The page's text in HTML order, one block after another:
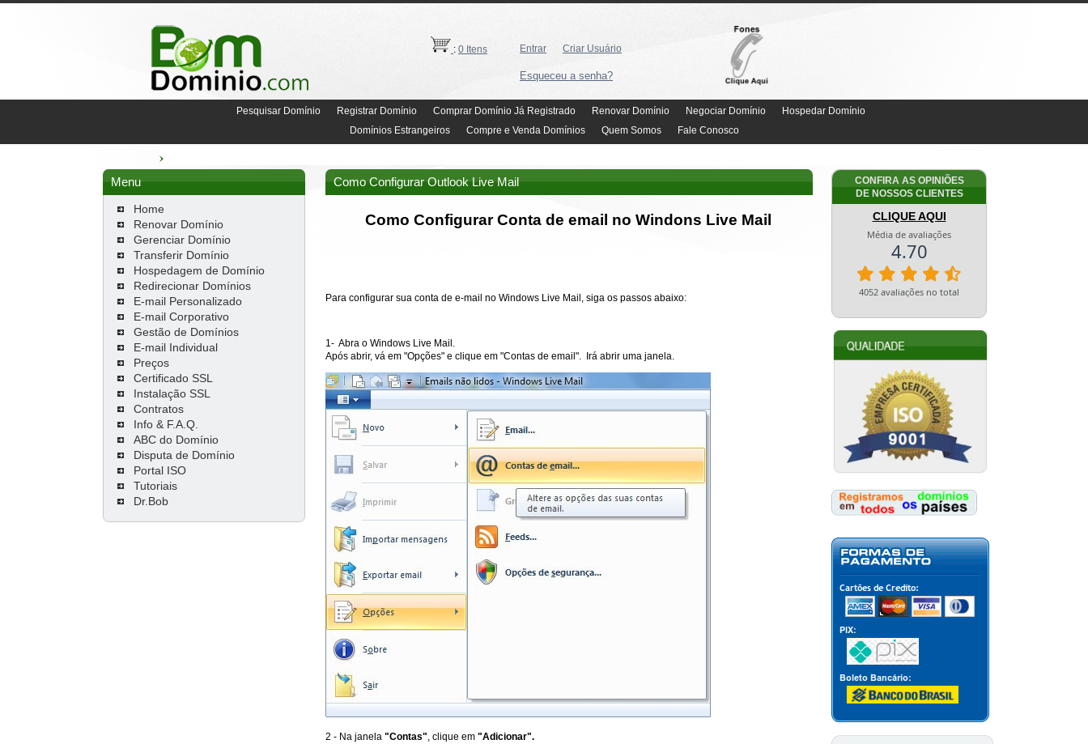
: 0 Itens Entrar Criar Usuário
Esqueceu a senha?
Pesquisar Domínio Registrar Domínio Comprar Domínio Já Registrado Renovar Domínio Negociar Domínio
Hospedar Domínio
Domínios Estrangeiros
Compre e Venda Domínios Quem Somos Fale Conosco
Menu
Home
Renovar Domínio
Gerenciar Domínio
Transferir Domínio
Hospedagem de Domínio
Redirecionar Domínios
E-mail Personalizado
E-mail Corporativo
Gestão de Domínios
E-mail Individual
Preços
Certificado SSL
Instalação SSL
Contratos
Info & F.A.Q.
ABC do Domínio
Disputa de Domínio
Portal ISO
Tutoriais
Dr.Bob
Como Configurar Outlook Live Mail
Como Configurar Conta de email no Windons Live Mail
Para configurar sua conta de e-mail no Windows Live Mail, siga os passos abaixo:
1- Abra o Windows Live Mail.
Após abrir, vá em "Opções" e clique em "Contas de email". Irá abrir uma janela.
2 - Na janela "Contas", clique em "Adicionar".
CONFIRA AS OPINIÕES
DE NOSSOS CLIENTES
CLIQUE AQUI